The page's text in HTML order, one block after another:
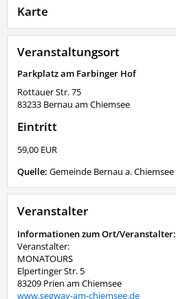
Karte
Veranstaltungsort
Parkplatz am Farbinger Hof
Rottauer Str. 75
83233 Bernau am Chiemsee
Eintritt
59,00 EUR
Quelle: Gemeinde Bernau a. Chiemsee
Veranstalter
Informationen zum Ort/Veranstalter:
Veranstalter:
MONATOURS
Elpertinger Str. 5
83209 Prien am Chiemsee
www.segway-am-chiemsee.de